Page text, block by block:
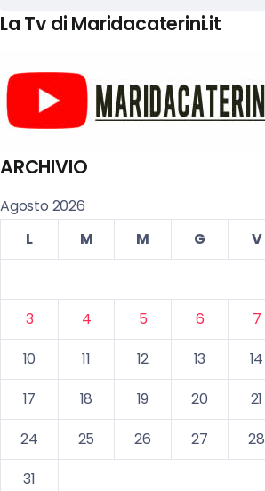
La Tv di Maridacaterini.it
ARCHIVIO
Agosto 2026
L
M M G V
3
4 5 6 7
10
11 12 13 14
17
18 19 20 21
24
25 26 27 28
31